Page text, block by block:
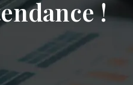
!